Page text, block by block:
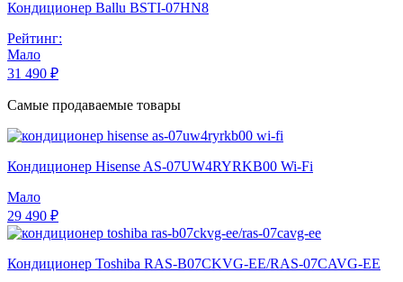
Кондиционер Ballu BSTI-07HN8
Рейтинг:
Мало
31 490 ₽
Самые продаваемые товары
Кондиционер Hisense AS-07UW4RYRKB00 Wi-Fi
Мало
29 490 ₽
Кондиционер Toshiba RAS-B07CKVG-EE/RAS-07CAVG-EE